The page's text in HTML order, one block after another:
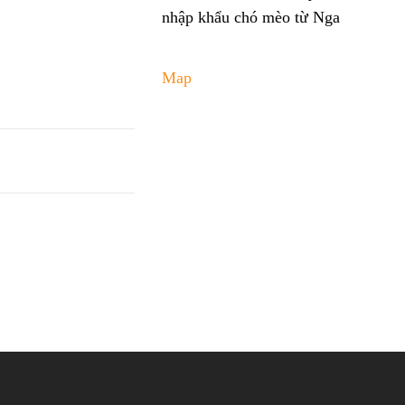
nhập khẩu chó mèo từ Nga
Map